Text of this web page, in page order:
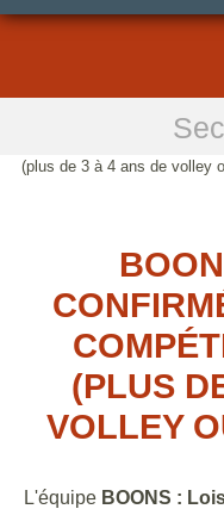
BOONS : Loisirs
(plus de 3 à 4 ans de volley
(PLUS
VOLLEY
L'équipe BOONS :